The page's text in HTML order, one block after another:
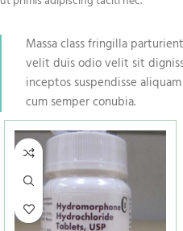
Massa class fringilla
velit duis odio velit sit
inceptos suspendisse
cum semper conubia.